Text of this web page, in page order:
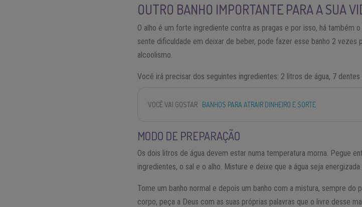
OUTRO BANHO IMPORTANTE PARA A SUA
O alho é um forte ingrediente contra as pragas e por isso, há também
sente dificuldade em deixar de beber, pode fazer esse banho 2 vezes
alcoolismo.
Você irá precisar dos seguintes ingredientes: 2 litros de água, 7 dentes
VOCÊ VAI GOSTAR BANHOS PARA ATRAIR DINHEIRO E SORTE
MODO DE PREPARAÇÃO
Os dois litros de água devem estar numa temperatura morna. Pegue
ingredientes, o sal e o alho. Misture e deixe que a água seja
Tome um banho normal e depois um banho com a mistura, sempre do
corpo, peça a Deus com as suas próprias palavras que o livre desse